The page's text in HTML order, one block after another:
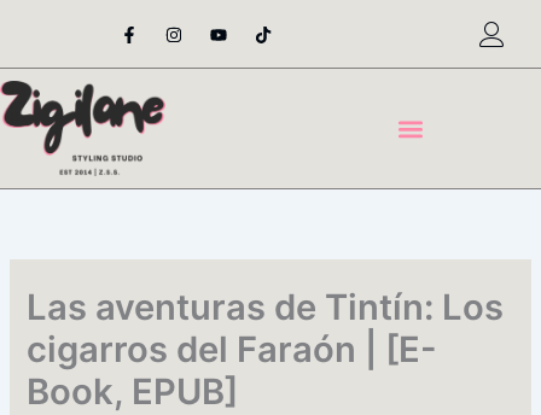
content
F
a
e
o
o
-
I
n
t
Y
o
t
T
i
t
Las aventuras de Tintín: Los
cigarros del Faraón | [E-
Book, EPUB]